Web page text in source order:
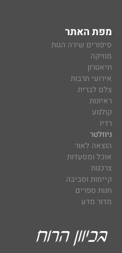
מפת האתר
סיפורים שירה הגות
מוזיקה
תיאטרון
אירועי תרבות
צלם לברית
ראיונות
קולנוע
רדיו
ניוזלטר
הוצאה לאור
אוכל ומסעדות
צרכנות
קיימות וסביבה
חנות ספרים
מדור מדע